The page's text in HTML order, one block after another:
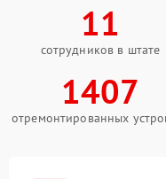
11
сотрудников в штате
1407
отремонтированных